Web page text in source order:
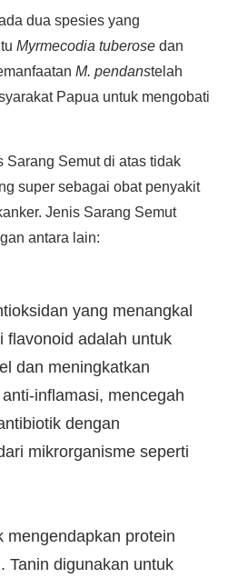
dua spesies yang
Myrmecodia tuberose dan
M. pendanstelah
Papua untuk mengobati
Sarang Semut di atas tidak
super sebagai obat penyakit
Jenis Sarang Semut
antara lain:
yang menangkal
flavonoid adalah untuk
dan meningkatkan
inflamasi, mencegah
dengan
mikrorganisme seperti
mengendapkan protein
Tanin digunakan untuk